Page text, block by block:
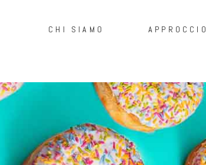
CHI SIAMO APPROCCIO